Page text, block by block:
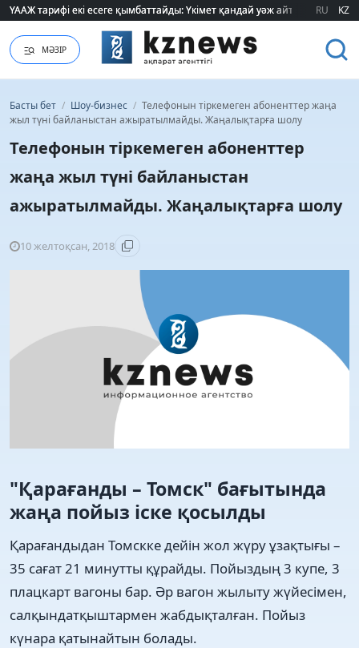
ҮААЖ тарифі екі есеге қымбаттайды: Үкімет қандай уәж айтады?
ҮААЖ тарифі екі есеге қымбаттайды: Үкімет қандай уәж айтады? RU KZ
МӘЗІР
Басты бет / Шоу-бизнес / Телефонын тіркемеген абоненттер жаңа
жыл түні байланыстан ажыратылмайды. Жаңалықтарға шолу
Телефонын тіркемеген абоненттер
жаңа жыл түні байланыстан
ажыратылмайды. Жаңалықтарға шолу
10 желтоқсан, 2018
"Қарағанды – Томск" бағытында
жаңа пойыз іске қосылды
Қарағандыдан Томскке дейін жол жүру ұзақтығы –
35 сағат 21 минутты құрайды. Пойыздың 3 купе, 3
плацкарт вагоны бар. Әр вагон жылыту жүйесімен,
салқындатқыштармен жабдықталған. Пойыз
күнара қатынайтын болады.